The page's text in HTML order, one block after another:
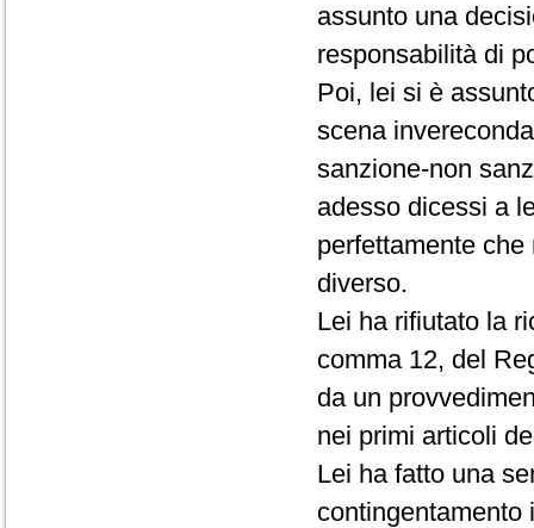
assunto una
responsabilità di
Poi, lei si è
scena
sanzione-non
adesso dicessi a
perfettamente
diverso.
Lei ha rifiutato la
comma 12, del
da un
nei primi articoli
Lei ha fatto una
contingentamento